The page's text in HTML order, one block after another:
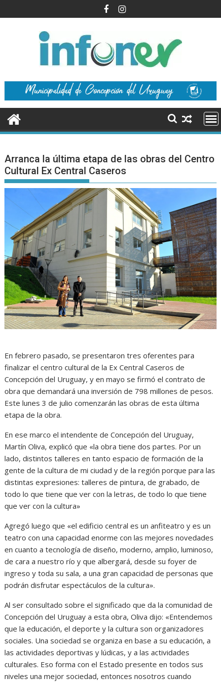
al
Arranca la última etapa de las obras del Centro
Cultural Ex Central Caseros
En febrero pasado, se presentaron tres oferentes para
finalizar el centro cultural de la Ex Central Caseros de
Concepción del Uruguay, y en mayo se firmó el contrato de
obra que demandará una inversión de 798 millones de pesos.
Este lunes 3 de julio comenzarán las obras de esta última
etapa de la obra.
En ese marco el intendente de Concepción del Uruguay,
Martín Oliva, explicó que «la obra tiene dos partes. Por un
lado, distintos talleres en tanto espacio de formación de la
gente de la cultura de mi ciudad y de la región porque para las
distintas expresiones: talleres de pintura, de grabado, de
todo lo que tiene que ver con la letras, de todo lo que tiene
que ver con la cultura»
Agregó luego que «el edificio central es un anfiteatro y es un
teatro con una capacidad enorme con las mejores novedades
en cuanto a tecnología de diseño, moderno, amplio, luminoso,
de cara a nuestro río y que albergará, desde su foyer de
ingreso y toda su sala, a una gran capacidad de personas que
podrán disfrutar espectáculos de la cultura».
Al ser consultado sobre el significado que da la comunidad de
Concepción del Uruguay a esta obra, Oliva dijo: «Entendemos
que la educación, el deporte y la cultura son organizadores
sociales. Una sociedad se organiza en base a su educación, a
las actividades deportivas y lúdicas, y a las actividades
culturales. Eso forma con el Estado presente en todos sus
niveles una mejor sociedad, entonces nosotros cuando